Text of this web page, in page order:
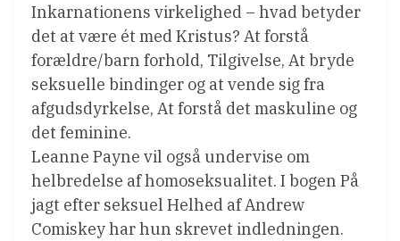
Inkarnationens virkelighed – hvad betyder
det at være ét med Kristus? At forstå
forældre/barn forhold, Tilgivelse, At bryde
seksuelle bindinger og at vende sig fra
afgudsdyrkelse, At forstå det maskuline og
det feminine.
Leanne Payne vil også undervise om
helbredelse af homoseksualitet. I bogen På
jagt efter seksuel Helhed af Andrew
Comiskey har hun skrevet indledningen.